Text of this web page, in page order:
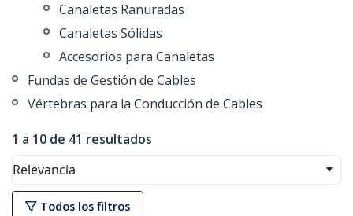
Canaletas Ranuradas
Canaletas Sólidas
Accesorios para Canaletas
Fundas de Gestión de Cables
Vértebras para la Conducción de Cables
1 a 10 de 41 resultados
Relevancia
Todos los filtros